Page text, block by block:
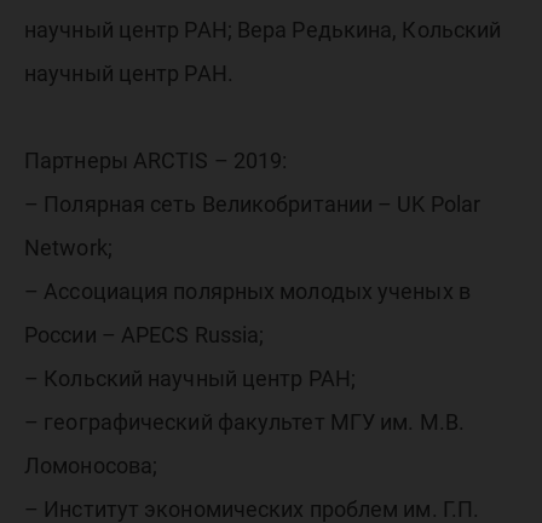
научный центр РАН; Вера Редькина, Кольский
научный центр РАН.
Партнеры ARCTIS – 2019:
– Полярная сеть Великобритании – UK Polar
Network;
– Ассоциация полярных молодых ученых в
России – APECS Russia;
– Кольский научный центр РАН;
– географический факультет МГУ им. М.В.
Ломоносова;
– Институт экономических проблем им. Г.П.